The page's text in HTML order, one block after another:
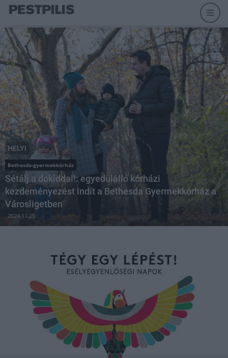
HELYI
Bethesda-gyermekkórház
Sétálj a dokiddal!: egyedülálló kórházi
kezdeményezést indít a Bethesda Gyermekkórház a
Városligetben
2024.11.25